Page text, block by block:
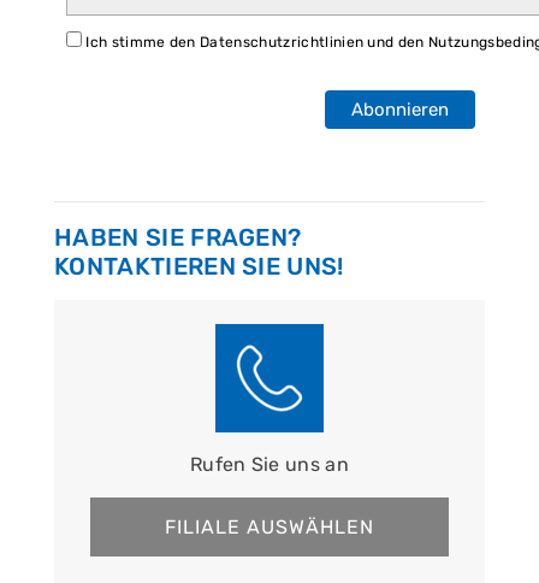
Ich stimme den Datenschutzrichtlinien und den
Abonnieren
HABEN SIE FRAGEN?
KONTAKTIEREN SIE UNS!
Rufen Sie uns an
FILIALE AUSWÄHLEN